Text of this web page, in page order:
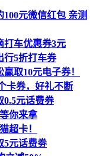
元微信红包 亲测
打车优惠券3元
行5折打车券
取10元电子券！
卡券，好礼不断
0.5元话费券
你来拿
超卡！
5元话费劵